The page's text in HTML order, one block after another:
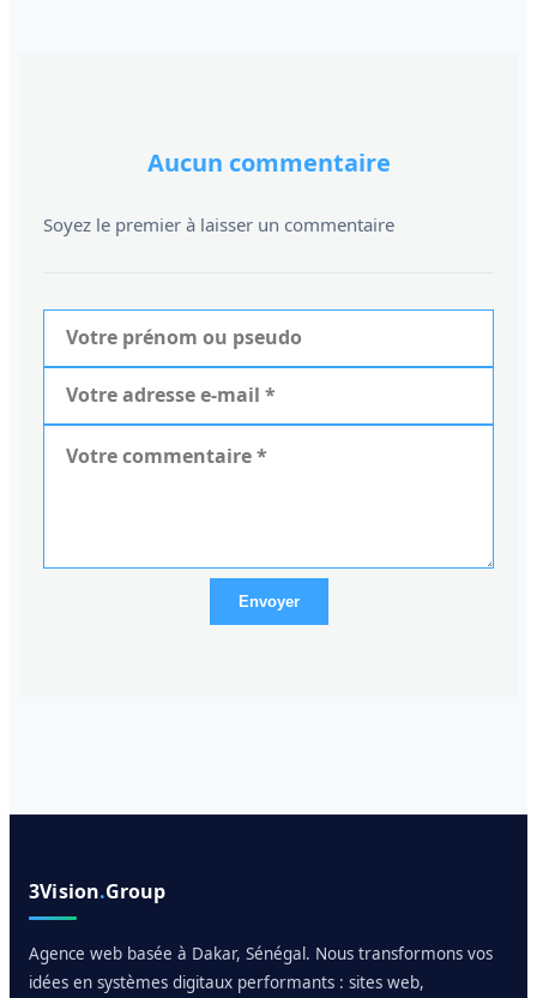
Aucun commentaire
Soyez le premier à laisser un commentaire
Envoyer
3Vision.Group
Agence web basée à Dakar, Sénégal. Nous transformons vos
idées en systèmes digitaux performants : sites web,